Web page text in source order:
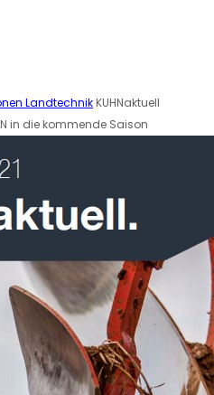
Landtechnik KUHNaktuell
in die kommende Saison